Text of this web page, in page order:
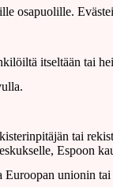
osapuolille.
itseltään tai
tai
Espoon
unionin